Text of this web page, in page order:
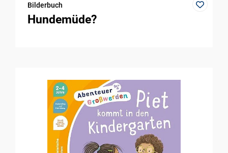
Bilderbuch
Hundemüde?